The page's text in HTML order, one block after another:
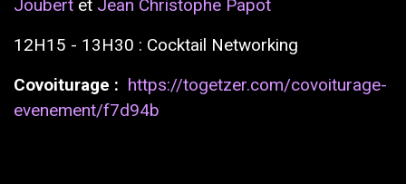
Joubert et Jean Christophe Papot
12H15 - 13H30 : Cocktail Networking
Covoiturage : https://togetzer.com/covoiturage-
evenement/f7d94b